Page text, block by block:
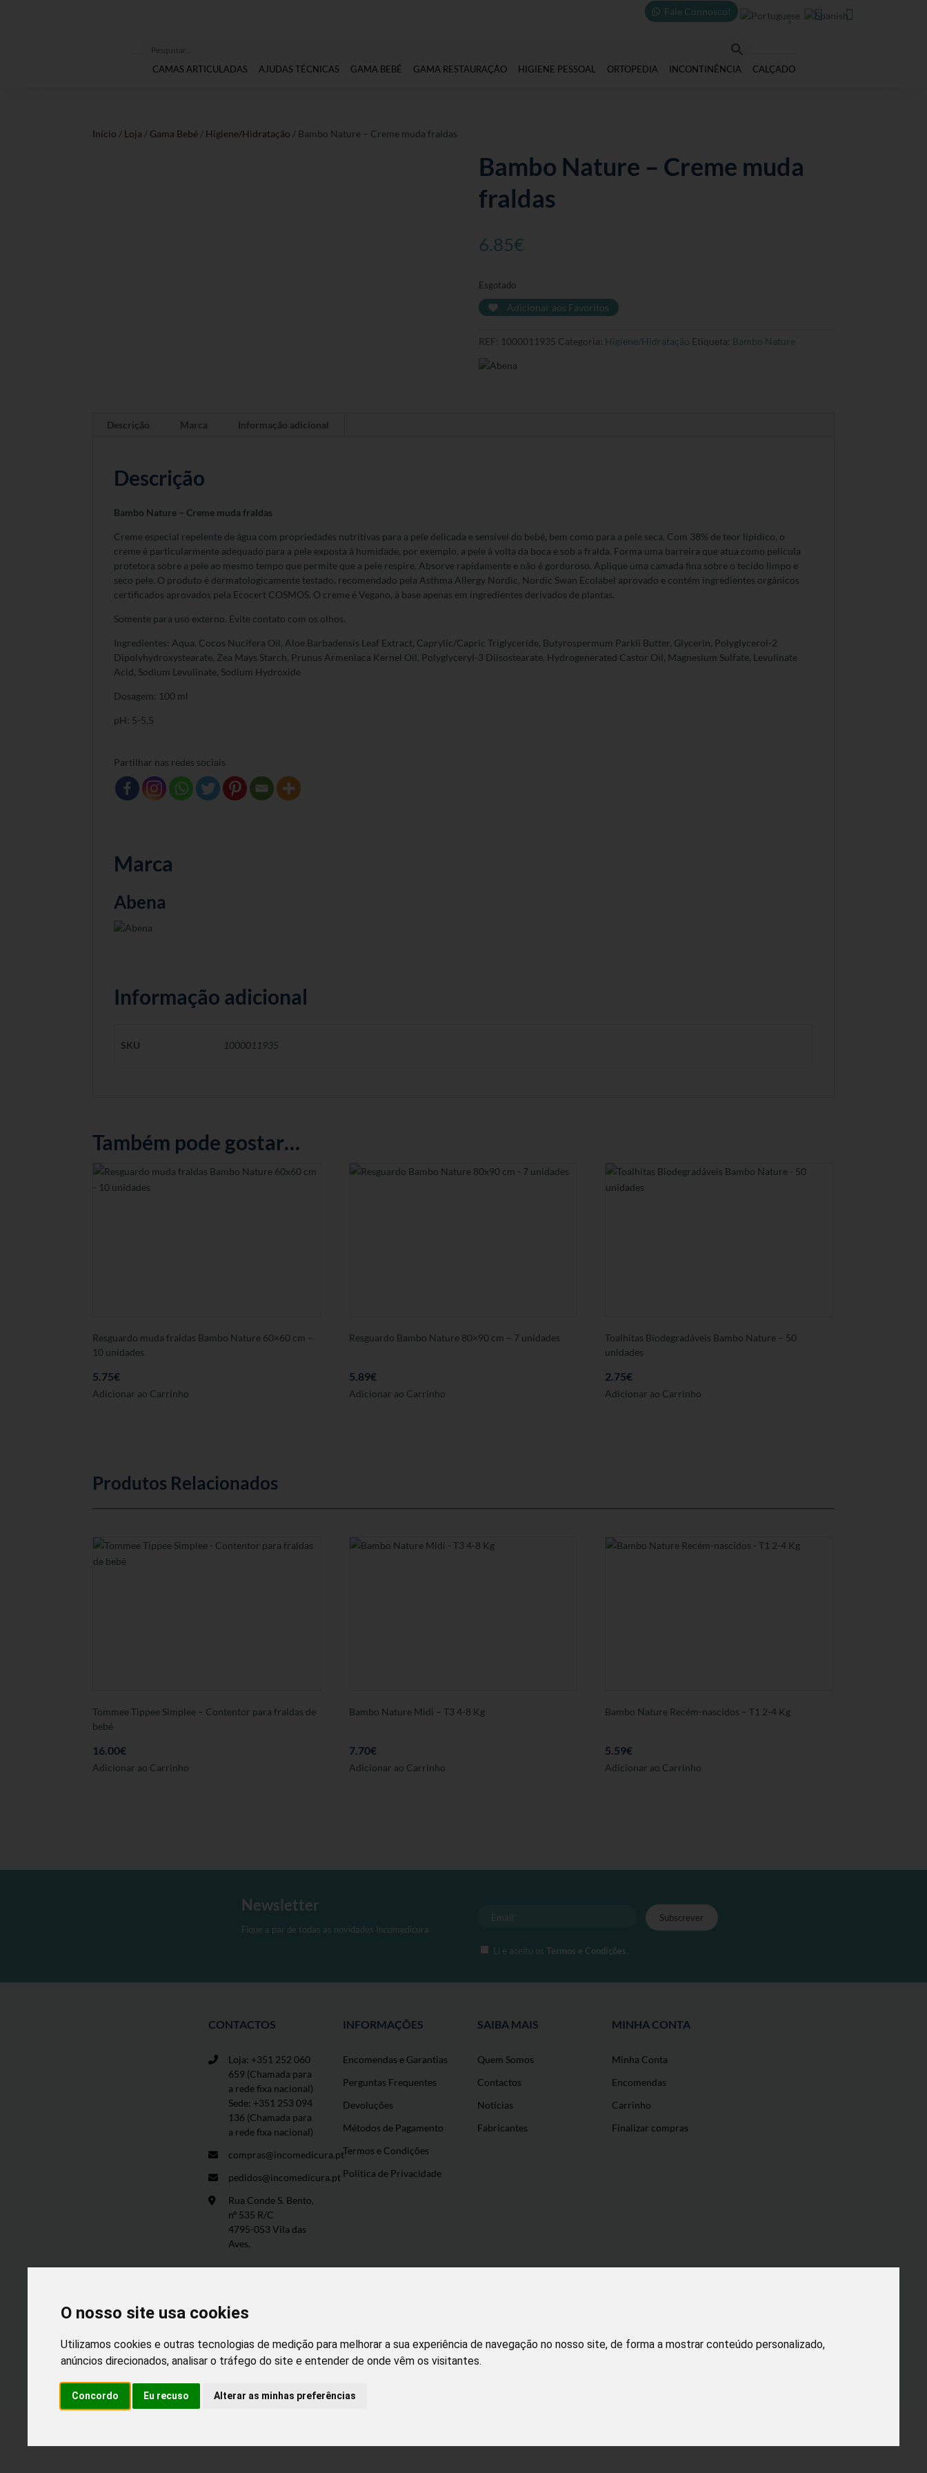
O nosso site usa cookies
Utilizamos cookies e outras tecnologias de medição para melhorar a sua experiência de navegação no nosso site, de forma a mostrar conteúdo personalizado,
anúncios direcionados, analisar o tráfego do site e entender de onde vêm os visitantes.
Concordo Eu recuso Alterar as minhas preferências
Fale Connosco!   
CAMAS ARTICULADAS AJUDAS TÉCNICAS GAMA BEBÉ GAMA RESTAURAÇÃO HIGIENE PESSOAL ORTOPEDIA INCONTINÊNCIA CALÇADO
Início / Loja / Gama Bebé / Higiene/Hidratação / Bambo Nature – Creme muda fraldas
Bambo Nature – Creme muda
fraldas
6.85€
Esgotado
Adicionar aos Favoritos
REF: 1000011935 Categoria: Higiene/Hidratação Etiqueta: Bambo Nature
Descrição Marca Informação adicional
Descrição
Bambo Nature – Creme muda fraldas
Creme especial repelente de água com propriedades nutritivas para a pele delicada e sensível do bebé, bem como para a pele seca. Com 38% de teor lipídico, o
creme é particularmente adequado para a pele exposta à humidade, por exemplo, a pele à volta da boca e sob a fralda. Forma uma barreira que atua como película
protetora sobre a pele ao mesmo tempo que permite que a pele respire. Absorve rapidamente e não é gorduroso. Aplique uma camada fina sobre o tecido limpo e
seco pele. O produto é dermatologicamente testado, recomendado pela Asthma Allergy Nordic, Nordic Swan Ecolabel aprovado e contém ingredientes orgânicos
certificados aprovados pela Ecocert COSMOS. O creme é Vegano, à base apenas em ingredientes derivados de plantas.
Somente para uso externo. Evite contato com os olhos.
Ingredientes: Aqua, Cocos Nucifera Oil, Aloe Barbadensis Leaf Extract, Caprylic/Capric Triglyceride, Butyrospermum Parkii Butter, Glycerin, Polyglycerol-2
Dipolyhydroxystearate, Zea Mays Starch, Prunus Armeniaca Kernel Oil, Polyglyceryl-3 Diisostearate, Hydrogenerated Castor Oil, Magnesium Sulfate, Levulinate
Acid, Sodium Levulinate, Sodium Hydroxide
Dosagem: 100 ml
pH: 5-5,5
Partilhar nas redes sociais
Marca
Abena
Informação adicional
SKU 1000011935
Também pode gostar…
Resguardo muda fraldas Bambo Nature 60×60 cm –
10 unidades
5.75€
Adicionar ao Carrinho
Resguardo Bambo Nature 80×90 cm – 7 unidades
5.89€
Adicionar ao Carrinho
Toalhitas Biodegradáveis Bambo Nature – 50
unidades
2.75€
Adicionar ao Carrinho
Produtos Relacionados
Tommee Tippee Simplee – Contentor para fraldas de
bebé
16.00€
Adicionar ao Carrinho
Bambo Nature Midi – T3 4-8 Kg
7.70€
Adicionar ao Carrinho
Bambo Nature Recém-nascidos – T1 2-4 Kg
5.59€
Adicionar ao Carrinho
Newsletter
Fique a par de todas as novidades Incomedicura
Li e aceito osTermos e Condições.
CONTACTOS
Loja: +351 252 060
659 (Chamada para
a rede fixa nacional)
Sede: +351 253 094
136 (Chamada para
a rede fixa nacional)
compras@incomedicura.pt
pedidos@incomedicura.pt
Rua Conde S. Bento,
nº 535 R/C
4795-053 Vila das
Aves.
INFORMAÇÕES
Encomendas e Garantias
Perguntas Frequentes
Devoluções
Métodos de Pagamento
Termos e Condições
Política de Privacidade
SAIBA MAIS
Quem Somos
Contactos
Notícias
Fabricantes
MINHA CONTA
Minha Conta
Encomendas
Carrinho
Finalizar compras
Desenvolvido porPuxe Negócios@2022 Incomedicura. Todos os direitos reservados.